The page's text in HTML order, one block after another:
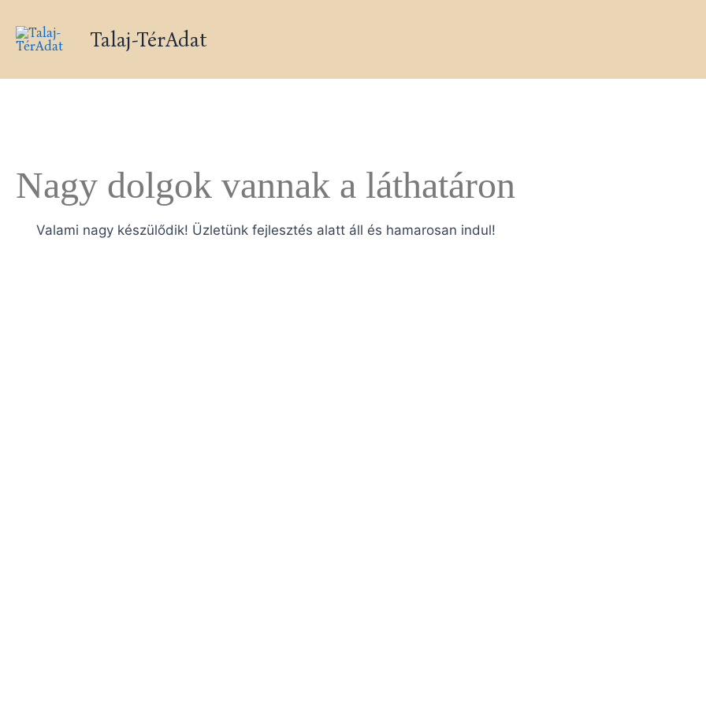
content
Talaj-TérAdat
Nagy dolgok vannak a láthatáron
Valami nagy készülődik! Üzletünk fejlesztés alatt áll és hamarosan indul!